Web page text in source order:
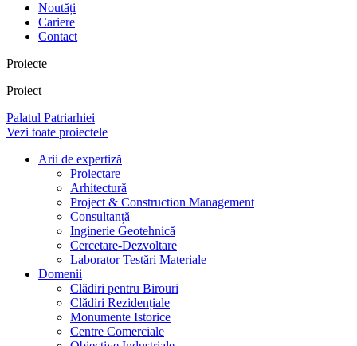
Noutăți
Cariere
Contact
Proiecte
Proiect
Palatul Patriarhiei
Vezi toate proiectele
Arii de expertiză
Proiectare
Arhitectură
Project & Construction Management
Consultanță
Inginerie Geotehnică
Cercetare-Dezvoltare
Laborator Testări Materiale
Domenii
Clădiri pentru Birouri
Clădiri Rezidențiale
Monumente Istorice
Centre Comerciale